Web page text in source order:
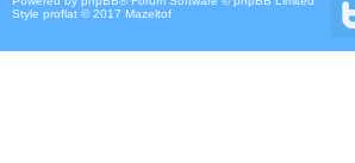
Style proflat © 2017 Mazeltof